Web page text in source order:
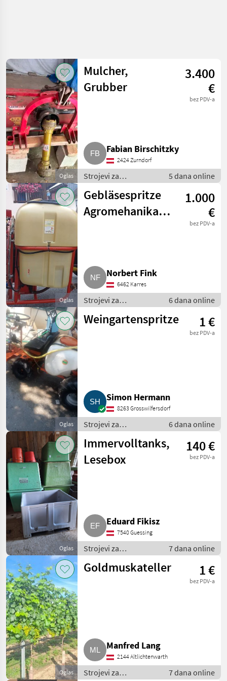
Oglas
Mulcher,
Grubber
3.400
€
bez PDV-a
Fabian Birschitzky
2424 Zurndorf
Strojevi za
vinogradarstvo /
Ostali strojevi za
vinogradarstvo
5 dana online
Oglas
Gebläsespritze
Agromehanika
1.000
€
bez PDV-a
Norbert Fink
6462 Karres
Strojevi za
vinogradarstvo /
Ostali strojevi za
6 dana online
Oglas
Weingartenspritze 1 €
bez PDV-a
Simon Hermann
8263 Grosswilfersdorf
Strojevi za
vinogradarstvo /
Ostali strojevi za
vinogradarstvo
6 dana online
Oglas
Immervolltanks,
Lesebox
140 €
bez PDV-a
Eduard Fikisz
7540 Guessing
Strojevi za
vinogradarstvo /
Ostali strojevi za
7 dana online
Oglas
Goldmuskateller 1 €
bez PDV-a
Manfred Lang
2144 Altlichtenwarth
Strojevi za
7 dana online